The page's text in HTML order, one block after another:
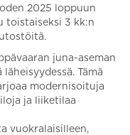
2025 loppuun
toistaiseksi 3 kk:n
juna-aseman
Tämä
modernisoituja
ja liiketilaa
vuokralaisilleen,